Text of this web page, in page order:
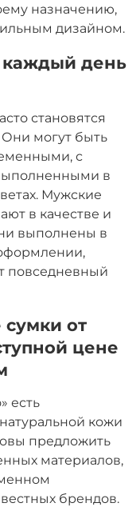
назначению,
дизайном.
каждый день
становятся
могут быть
с
в
Мужские
в качестве и
выполнены в
повседневный
сумки от
цене
есть
кожи
предложить
материалов,
брендов.